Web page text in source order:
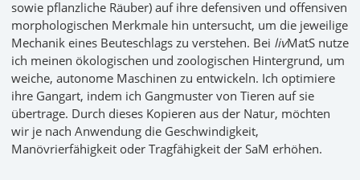
sowie pflanzliche Räuber) auf ihre defensiven und offensiven
morphologischen Merkmale hin untersucht, um die jeweilige
Mechanik eines Beuteschlags zu verstehen. Bei livMatS nutze
ich meinen ökologischen und zoologischen Hintergrund, um
weiche, autonome Maschinen zu entwickeln. Ich optimiere
ihre Gangart, indem ich Gangmuster von Tieren auf sie
übertrage. Durch dieses Kopieren aus der Natur, möchten
wir je nach Anwendung die Geschwindigkeit,
Manövrierfähigkeit oder Tragfähigkeit der SaM erhöhen.